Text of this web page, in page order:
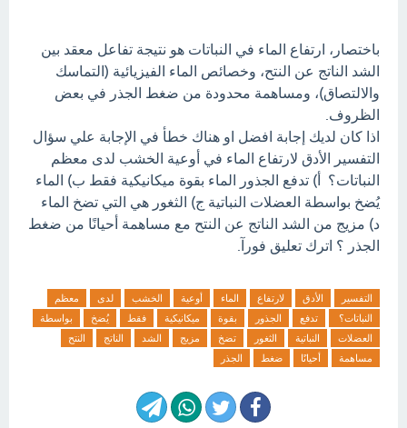
باختصار، ارتفاع الماء في النباتات هو نتيجة تفاعل معقد بين
الشد الناتج عن النتح، وخصائص الماء الفيزيائية (التماسك
والالتصاق)، ومساهمة محدودة من ضغط الجذر في بعض
الظروف.
اذا كان لديك إجابة افضل او هناك خطأ في الإجابة علي سؤال
التفسير الأدق لارتفاع الماء في أوعية الخشب لدى معظم
النباتات؟ أ) تدفع الجذور الماء بقوة ميكانيكية فقط ب) الماء
يُضخ بواسطة العضلات النباتية ج) الثغور هي التي تضخ الماء
د) مزيج من الشد الناتج عن النتح مع مساهمة أحيانًا من ضغط
الجذر ؟ اترك تعليق فورآ.
التفسير الأدق لارتفاع الماء أوعية الخشب لدى
معظم
النباتات؟
تدفع الجذور بقوة ميكانيكية فقط يُضخ
بواسطة
العضلات
النباتية الثغور تضخ مزيج الشد الناتج
النتح
مساهمة
أحيانًا ضغط الجذر